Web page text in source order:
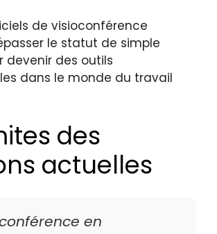
de visioconférence
le statut de simple
devenir des outils
dans le monde du travail
des
actuelles
en